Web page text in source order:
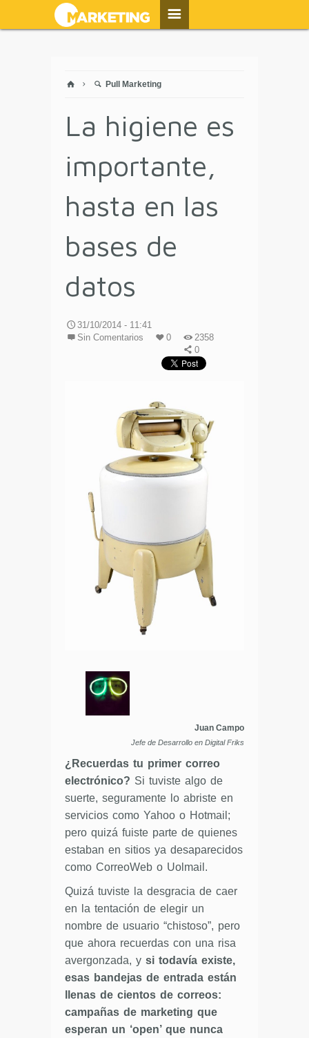
Pull Marketing
La higiene es
importante,
hasta en las
bases de
datos
31/10/2014 - 11:41
Sin Comentarios
0
2358
0
Juan Campo
Jefe de Desarrollo en Digital Friks
¿Recuerdas tu primer correo
electrónico? Si tuviste algo de
suerte, seguramente lo abriste en
servicios como Yahoo o Hotmail;
pero quizá fuiste parte de quienes
estaban en sitios ya desaparecidos
como CorreoWeb o Uolmail.
Quizá tuviste la desgracia de caer
en la tentación de elegir un
nombre de usuario “chistoso”, pero
que ahora recuerdas con una risa
avergonzada, y si todavía existe,
esas bandejas de entrada están
llenas de cientos de correos:
campañas de marketing que
esperan un ‘open’ que nunca